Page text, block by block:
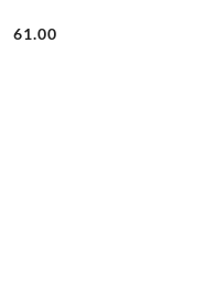
Cena:
61.00